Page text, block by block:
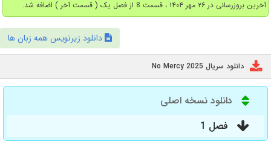
آخرین بروزرسانی در ۲۶ مهر ۱۴۰۴ ، قسمت 8 از فصل یک ( قسمت آخر ) اضافه شد.
دانلود زیرنویس همه زبان ها
دانلود سریال No Mercy 2025
دانلود نسخه اصلی
فصل 1